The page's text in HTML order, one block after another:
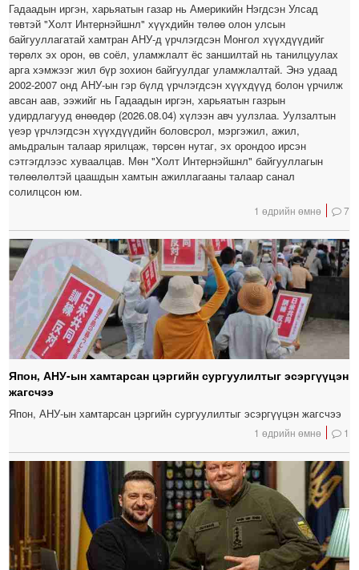
Гадаадын иргэн, харьяатын газар нь Америкийн Нэгдсэн Улсад
төвтэй "Холт Интернэйшнл" хүүхдийн төлөө олон улсын
байгууллагатай хамтран АНУ-д үрчлэгдсэн Монгол хүүхдүүдийг
төрөлх эх орон, өв соёл, уламжлалт ёс заншилтай нь танилцуулах
арга хэмжээг жил бүр зохион байгуулдаг уламжлалтай. Энэ удаад
2002-2007 онд АНУ-ын гэр бүлд үрчлэгдсэн хүүхдүүд болон үрчилж
авсан аав, ээжийг нь Гадаадын иргэн, харьяатын газрын
удирдлагууд өнөөдөр (2026.08.04) хүлээн авч уулзлаа. Уулзалтын
үеэр үрчлэгдсэн хүүхдүүдийн боловсрол, мэргэжил, ажил,
амьдралын талаар ярилцаж, төрсөн нутаг, эх орондоо ирсэн
сэтгэгдлээс хуваалцав. Мөн "Холт Интернэйшнл" байгууллагын
төлөөлөлтэй цаашдын хамтын ажиллагааны талаар санал
солилцсон юм.
1 өдрийн өмнө 7
Япон, АНУ-ын хамтарсан цэргийн сургуулилтыг эсэргүүцэн
жагсчээ
Япон, АНУ-ын хамтарсан цэргийн сургуулилтыг эсэргүүцэн жагсчээ
1 өдрийн өмнө 1